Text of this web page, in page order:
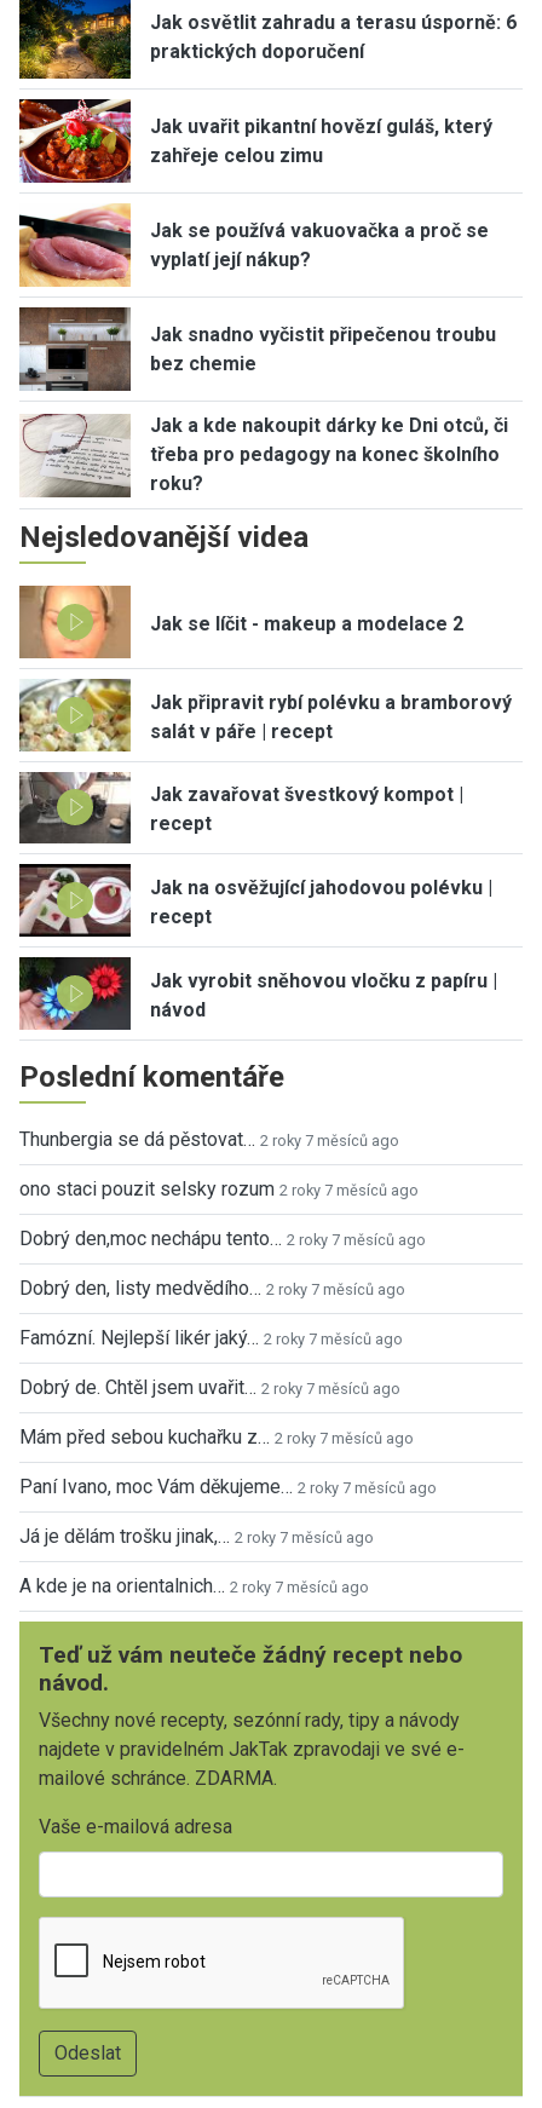
Jak osvětlit zahradu a terasu úsporně: 6
praktických doporučení
Jak uvařit pikantní hovězí guláš, který
zahřeje celou zimu
Jak se používá vakuovačka a proč se
vyplatí její nákup?
Jak snadno vyčistit připečenou troubu
bez chemie
Jak a kde nakoupit dárky ke Dni otců, či
třeba pro pedagogy na konec školního
roku?
Nejsledovanější videa
Jak se líčit - makeup a modelace 2
Jak připravit rybí polévku a bramborový
salát v páře | recept
Jak zavařovat švestkový kompot |
recept
Jak na osvěžující jahodovou polévku |
recept
Jak vyrobit sněhovou vločku z papíru |
návod
Poslední komentáře
Thunbergia se dá pěstovat… 2 roky 7 měsíců ago
ono staci pouzit selsky rozum 2 roky 7 měsíců ago
Dobrý den,moc nechápu tento… 2 roky 7 měsíců ago
Dobrý den, listy medvědího… 2 roky 7 měsíců ago
Famózní. Nejlepší likér jaký… 2 roky 7 měsíců ago
Dobrý de. Chtěl jsem uvařit… 2 roky 7 měsíců ago
Mám před sebou kuchařku z… 2 roky 7 měsíců ago
Paní Ivano, moc Vám děkujeme… 2 roky 7 měsíců ago
Já je dělám trošku jinak,… 2 roky 7 měsíců ago
A kde je na orientalnich… 2 roky 7 měsíců ago
Teď už vám neuteče žádný recept nebo
návod.
Všechny nové recepty, sezónní rady, tipy a návody
najdete v pravidelném JakTak zpravodaji ve své e-
mailové schránce. ZDARMA.
Vaše e-mailová adresa